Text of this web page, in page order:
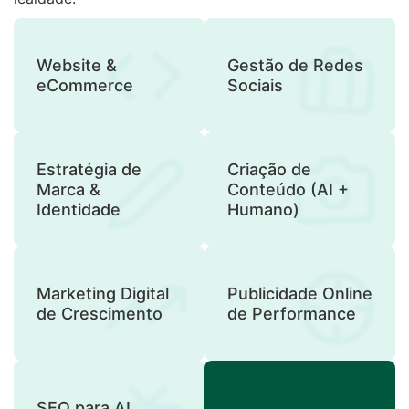
Website &
eCommerce
Gestão de Redes
Sociais
Estratégia de
Marca &
Identidade
Criação de
Conteúdo (AI +
Humano)
Marketing Digital
de Crescimento
Publicidade Online
de Performance